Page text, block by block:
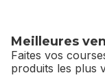
Meilleures
Faites vos
produits les plus